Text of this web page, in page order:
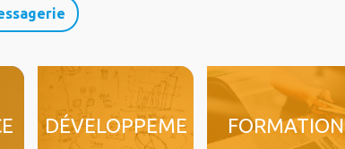
DÉVELOPPEME
FORMATION